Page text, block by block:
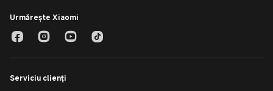
Urmărește Xiaomi
Serviciu clienți